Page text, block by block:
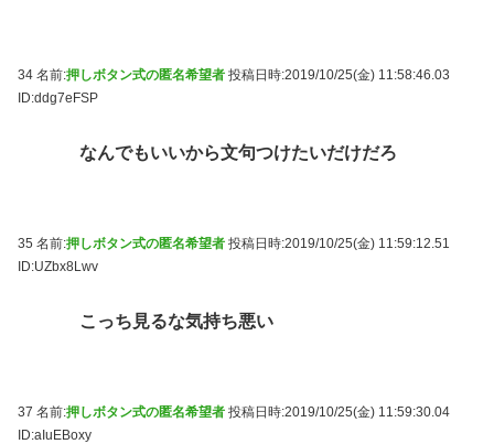
34 名前:押しボタン式の匿名希望者 投稿日時:2019/10/25(金) 11:58:46.03
ID:ddg7eFSP
なんでもいいから文句つけたいだけだろ
35 名前:押しボタン式の匿名希望者 投稿日時:2019/10/25(金) 11:59:12.51
ID:UZbx8Lwv
こっち見るな気持ち悪い
37 名前:押しボタン式の匿名希望者 投稿日時:2019/10/25(金) 11:59:30.04
ID:aIuEBoxy